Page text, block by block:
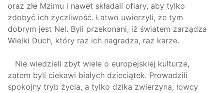
oraz złe Mzimu i nawet składali ofiary, aby tylko
zdobyć ich życzliwość. Łatwo uwierzyli, że tym
dobrym jest Nel. Byli przekonani, iż światem zarządza
Wielki Duch, który raz ich nagradza, raz karze.
Nie wiedzieli zbyt wiele o europejskiej kulturze,
zatem byli ciekawi białych dzieciątek. Prowadzili
spokojny tryb życia, a tylko dzika zwierzyna, łowcy